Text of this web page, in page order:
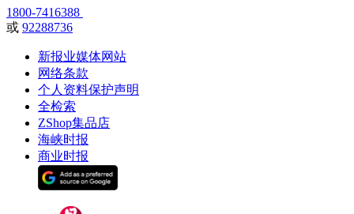
1800-7416388
或 92288736
新报业媒体网站
网络条款
个人资料保护声明
全检索
ZShop集品店
海峡时报
商业时报